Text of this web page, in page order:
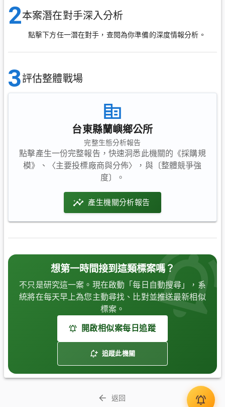
2本案潛在對手深入分析
點擊下方任一潛在對手，查閱為你準備的深度情報分析。
3評估整體戰場
台東縣蘭嶼鄉公所
完整生態分析報告
點擊產生一份完整報告，快速洞悉此機關的《採購規
模》、〈主要投標廠商與分佈〉，與〔整體競爭強
度〕。
產生機關分析報告
想第一時間接到這類標案嗎？
不只是研究這一案。現在啟動「每日自動搜尋」，系
統將在每天早上為您主動尋找、比對並推送最新相似
標案。
開啟相似案每日追蹤
追蹤此機關
返回